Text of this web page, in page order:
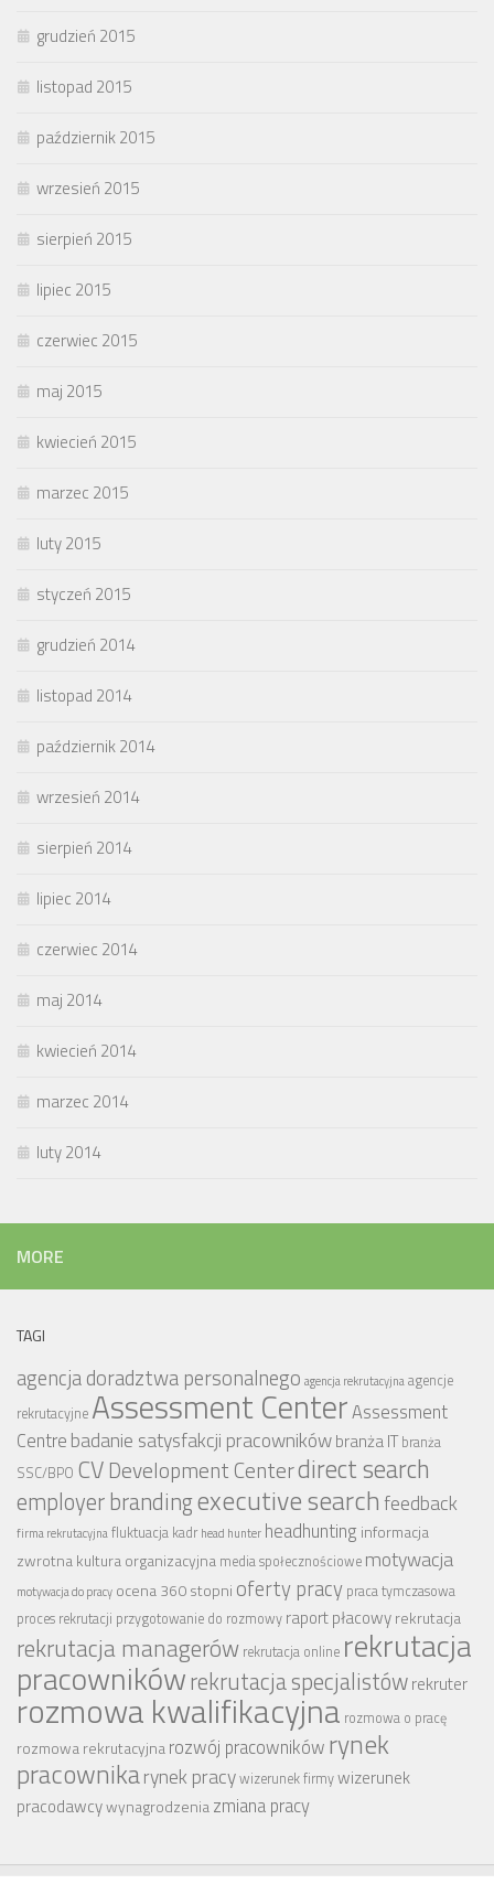
grudzień 2015
listopad 2015
październik 2015
wrzesień 2015
sierpień 2015
lipiec 2015
czerwiec 2015
maj 2015
kwiecień 2015
marzec 2015
luty 2015
styczeń 2015
grudzień 2014
listopad 2014
październik 2014
wrzesień 2014
sierpień 2014
lipiec 2014
czerwiec 2014
maj 2014
kwiecień 2014
marzec 2014
luty 2014
MORE
TAGI
agencja doradztwa personalnego agencja rekrutacyjnaagencje
rekrutacyjne Assessment CenterAssessment
Centre badanie satysfakcji pracownikówbranża IT branża
SSC/BPO CV Development Centerdirect search
employer brandingexecutive searchfeedback
firma rekrutacyjnafluktuacja kadr head hunter headhunting informacja
zwrotnakultura organizacyjna media społecznościowe motywacja
motywacja do pracy ocena 360 stopni oferty pracy praca tymczasowa
proces rekrutacji przygotowanie do rozmowy raport płacowyrekrutacja
rekrutacja managerów rekrutacja online rekrutacja
pracownikówrekrutacja specjalistówrekruter
rozmowa kwalifikacyjna rozmowa o pracę
rozmowa rekrutacyjnarozwój pracowników rynek
pracownikarynek pracywizerunek firmywizerunek
pracodawcywynagrodzeniazmiana pracy